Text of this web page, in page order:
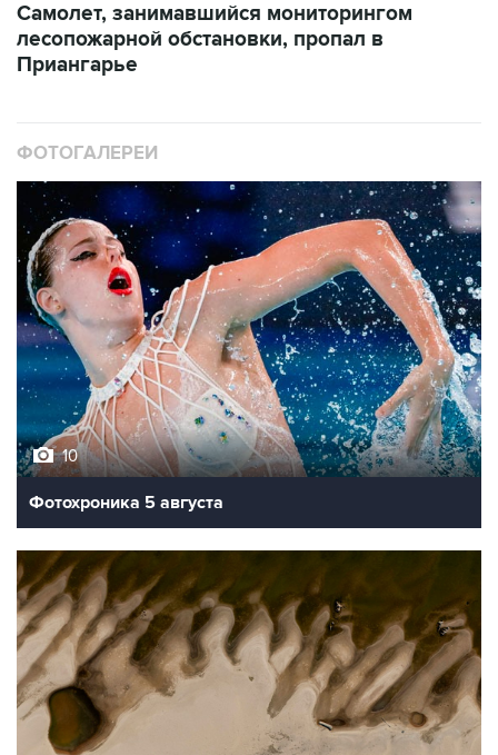
Самолет, занимавшийся мониторингом
лесопожарной обстановки, пропал в
Приангарье
ФОТОГАЛЕРЕИ
10
Фотохроника 5 августа